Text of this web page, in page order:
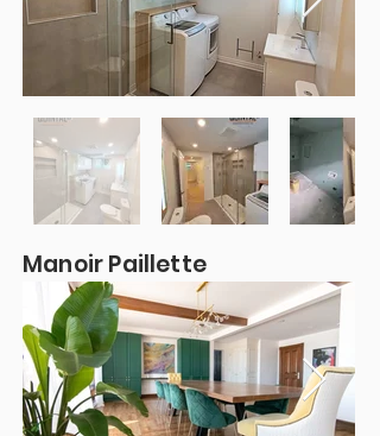
Manoir Paillette